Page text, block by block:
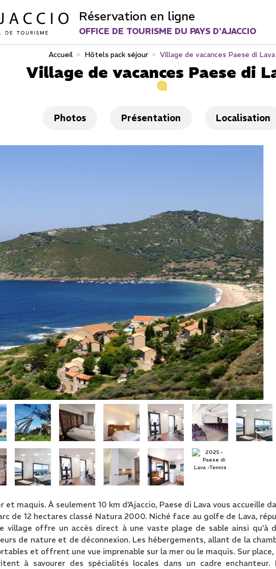
Réservation en ligne
OFFICE DE TOURISME DU PAYS D'AJACCIO
Accueil > Hôtels pack séjour > Village de vacances Paese di Lava
Village de vacances Paese di
Photos Présentation Localisation
maquis. À seulement 10 km d’Ajaccio, Paese di Lava vous accueille
de 12 hectares classé Natura 2000. Niché face au golfe de Lava,
village offre un accès direct à une vaste plage de sable ainsi qu’à
de nature et de déconnexion. Les hébergements, allant de la
et offrent une vue imprenable sur la mer ou le maquis. Sur place,
à savourer des spécialités locales dans un cadre enchanteur.